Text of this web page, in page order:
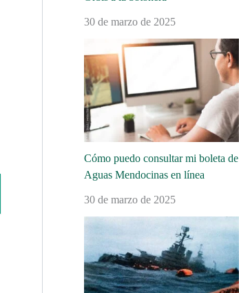
30 de marzo de 2025
Cómo puedo consultar mi boleta de
Aguas Mendocinas en línea
30 de marzo de 2025